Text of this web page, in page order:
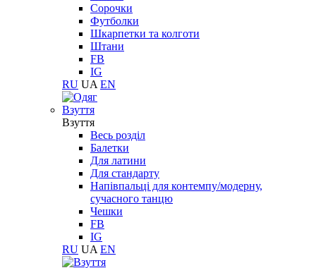
Сорочки
Футболки
Шкарпетки та колготи
Штани
FB
IG
RU UA EN
Взуття
Взуття
Весь розділ
Балетки
Для латини
Для стандарту
Напівпальці для контемпу/модерну,
сучасного танцю
Чешки
FB
IG
RU UA EN